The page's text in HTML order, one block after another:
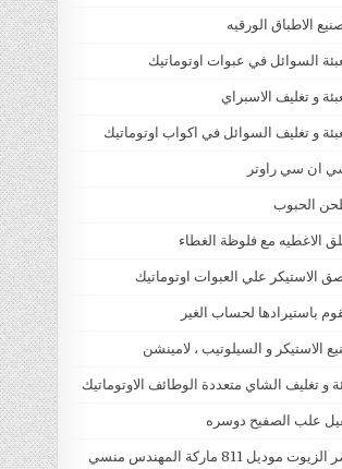
الاطباق الورقيه
السوائل في عبوات اوتوماتيك
و تغليف الاسبراي
و تغليف السوائل في اكواب اوتوماتيك
ان سي راوتر
الحبوب
الاغطيه مع فلوظة الغطاء
الاستيكر علي العبوات اوتوماتيك
باستيرادها لحساب الغير
الاستيكر و السيلوتيب ، لامينشن
و تغليف الشاي متعددة الوطائف الاوتوماتيك
علب الصفيح دوسره
811 ماركة المهندس منسي